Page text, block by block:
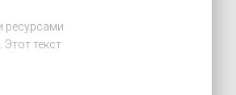
ресурсами
текст